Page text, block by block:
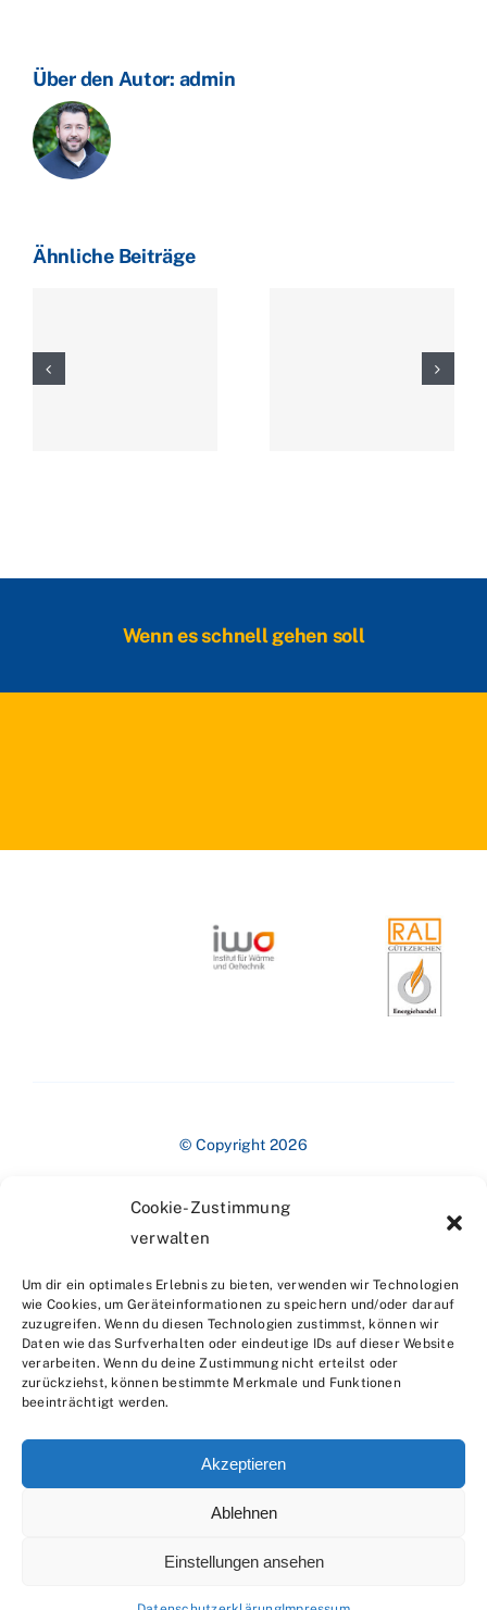
Cookie-Zustimmung
verwalten
Um dir ein optimales Erlebnis zu bieten, verwenden wir Technologien
wie Cookies, um Geräteinformationen zu speichern und/oder darauf
zuzugreifen. Wenn du diesen Technologien zustimmst, können wir
Daten wie das Surfverhalten oder eindeutige IDs auf dieser Website
verarbeiten. Wenn du deine Zustimmung nicht erteilst oder
zurückziehst, können bestimmte Merkmale und Funktionen
beeinträchtigt werden.
Akzeptieren
Ablehnen
Einstellungen ansehen
Über den Autor: admin
Ähnliche Beiträge
Wenn es schnell gehen soll
© Copyright 2026
Impressum
Datenschutzerklärung